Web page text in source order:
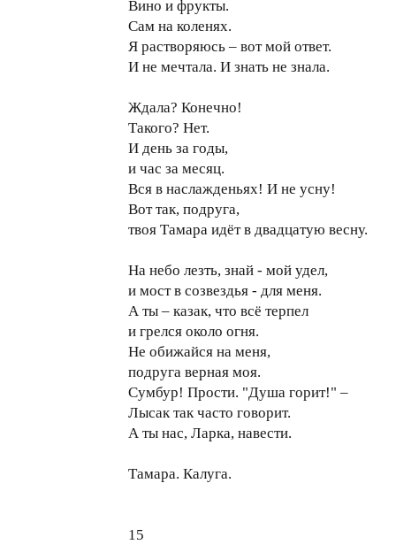
Вино и фрукты.
Сам на коленях.
Я растворяюсь – вот мой ответ.
И не мечтала. И знать не знала.
Ждала? Конечно!
Такого? Нет.
И день за годы,
и час за месяц.
Вся в наслажденьях! И не усну!
Вот так, подруга,
твоя Тамара идёт в двадцатую весну.
На небо лезть, знай - мой удел,
и мост в созвездья - для меня.
А ты – казак, что всё терпел
и грелся около огня.
Не обижайся на меня,
подруга верная моя.
Сумбур! Прости. "Душа горит!" –
Лысак так часто говорит.
А ты нас, Ларка, навести.
Тамара. Калуга.
15